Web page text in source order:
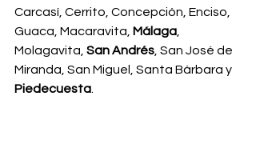
Carcasí, Cerrito, Concepción, Enciso,
Guaca, Macaravita, Málaga
Molagavita, San Andrés , San José de
Miranda, San Miguel, Santa Bárbara y
Piedecuesta